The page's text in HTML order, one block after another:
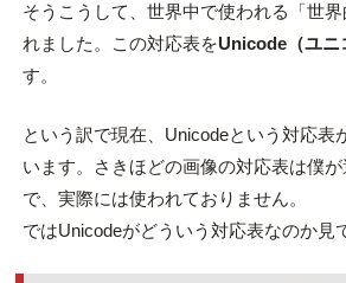
そうこうして、世界中で使われる「世
れました。この対応表をUnicode（ユニ
す。
という訳で現在、Unicodeという対応表
います。さきほどの画像の対応表は僕
で、実際には使われておりません。
ではUnicodeがどういう対応表なのか見